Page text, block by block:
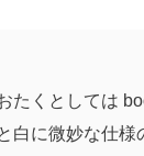
たくとしては
白に微妙な仕様